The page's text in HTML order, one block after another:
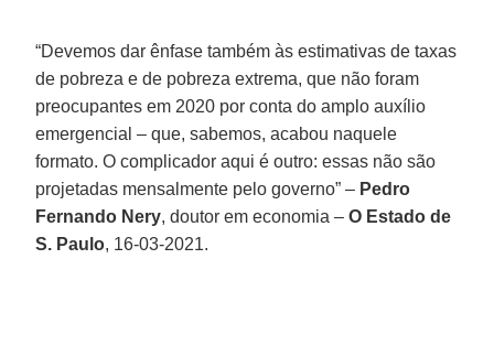
“Devemos dar ênfase também às estimativas de taxas
de pobreza e de pobreza extrema, que não foram
preocupantes em 2020 por conta do amplo auxílio
emergencial – que, sabemos, acabou naquele
formato. O complicador aqui é outro: essas não são
projetadas mensalmente pelo governo” – Pedro
Fernando Nery, doutor em economia –O Estado de
S. Paulo, 16-03-2021.